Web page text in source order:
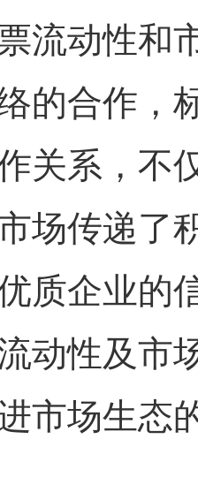
流动性和
的合作，
关系，不
场传递了
质企业的
动性及市
市场生态